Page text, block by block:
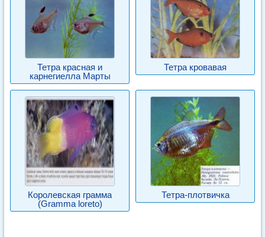
Тетра красная и
карнегиелла Марты
Тетра кровавая
Королевская грамма
(Gramma loreto)
Тетра-плотвичка